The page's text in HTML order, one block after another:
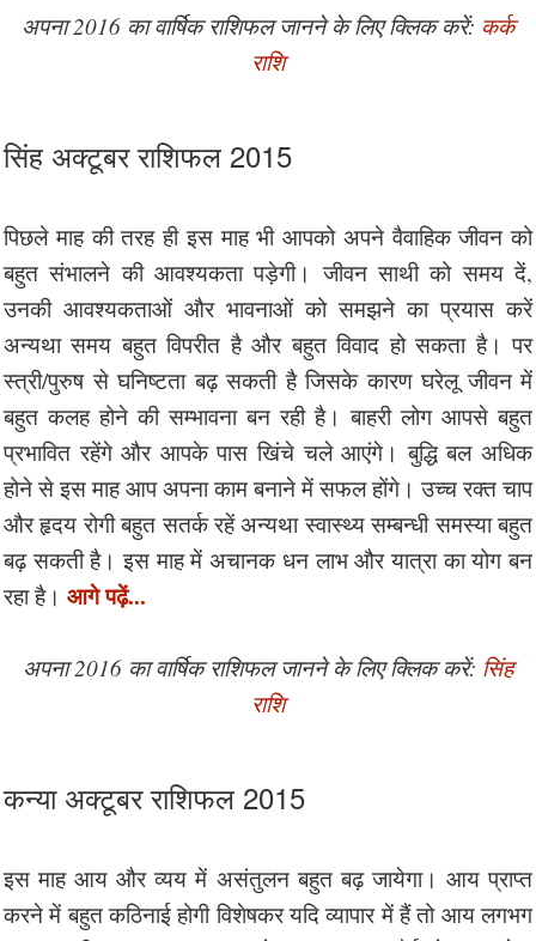
अपना 2016 का वार्षिक राशिफल जानने के लिए क्लिक करें: कर्क
राशि
सिंह अक्टूबर राशिफल 2015
पिछले माह की तरह ही इस माह भी आपको अपने वैवाहिक जीवन को
बहुत संभालने की आवश्यकता पड़ेगी। जीवन साथी को समय दें,
उनकी आवश्यकताओं और भावनाओं को समझने का प्रयास करें
अन्यथा समय बहुत विपरीत है और बहुत विवाद हो सकता है। पर
स्त्री/पुरुष से घनिष्टता बढ़ सकती है जिसके कारण घरेलू जीवन में
बहुत कलह होने की सम्भावना बन रही है। बाहरी लोग आपसे बहुत
प्रभावित रहेंगे और आपके पास खिंचे चले आएंगे। बुद्धि बल अधिक
होने से इस माह आप अपना काम बनाने में सफल होंगे। उच्च रक्त चाप
और हृदय रोगी बहुत सतर्क रहें अन्यथा स्वास्थ्य सम्बन्धी समस्या बहुत
बढ़ सकती है। इस माह में अचानक धन लाभ और यात्रा का योग बन
रहा है। आगे पढ़ें...
अपना 2016 का वार्षिक राशिफल जानने के लिए क्लिक करें: सिंह
राशि
कन्या अक्टूबर राशिफल 2015
इस माह आय और व्यय में असंतुलन बहुत बढ़ जायेगा। आय प्राप्त
करने में बहुत कठिनाई होगी विशेषकर यदि व्यापार में हैं तो आय लगभग